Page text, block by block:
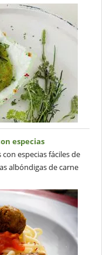
especias
especias fáciles de
albóndigas de carne